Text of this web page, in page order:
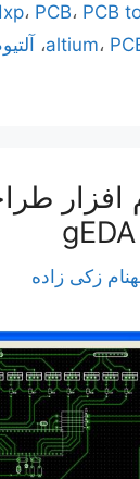
، PCB، PCB
altium، ،
زکی زاده